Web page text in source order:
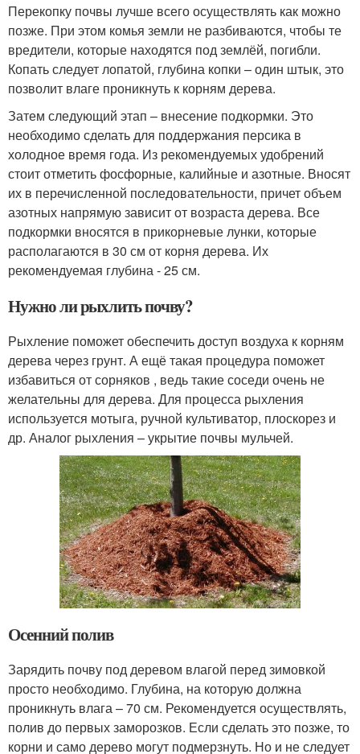
Перекопку почвы лучше всего осуществлять как можно
позже. При этом комья земли не разбиваются, чтобы те
вредители, которые находятся под землёй, погибли.
Копать следует лопатой, глубина копки – один штык, это
позволит влаге проникнуть к корням дерева.
Затем следующий этап – внесение подкормки. Это
необходимо сделать для поддержания персика в
холодное время года. Из рекомендуемых удобрений
стоит отметить фосфорные, калийные и азотные. Вносят
их в перечисленной последовательности, причет объем
азотных напрямую зависит от возраста дерева. Все
подкормки вносятся в прикорневые лунки, которые
располагаются в 30 см от корня дерева. Их
рекомендуемая глубина - 25 см.
Нужно ли рыхлить почву?
Рыхление поможет обеспечить доступ воздуха к корням
дерева через грунт. А ещё такая процедура поможет
избавиться от сорняков , ведь такие соседи очень не
желательны для дерева. Для процесса рыхления
используется мотыга, ручной культиватор, плоскорез и
др. Аналог рыхления – укрытие почвы мульчей.
Осенний полив
Зарядить почву под деревом влагой перед зимовкой
просто необходимо. Глубина, на которую должна
проникнуть влага – 70 см. Рекомендуется осуществлять,
полив до первых заморозков. Если сделать это позже, то
корни и само дерево могут подмерзнуть. Но и не следует